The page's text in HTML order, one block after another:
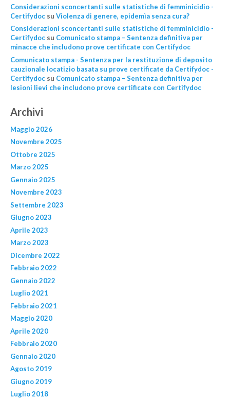
Considerazioni sconcertanti sulle statistiche di femminicidio -
Certifydocsu Violenza di genere, epidemìa senza cura?
Considerazioni sconcertanti sulle statistiche di femminicidio -
Certifydocsu Comunicato stampa – Sentenza definitiva per
minacce che includono prove certificate con Certifydoc
Comunicato stampa - Sentenza per la restituzione di deposito
cauzionale locatizio basata su prove certificate da Certifydoc -
Certifydocsu Comunicato stampa – Sentenza definitiva per
lesioni lievi che includono prove certificate con Certifydoc
Archivi
Maggio 2026
Novembre 2025
Ottobre 2025
Marzo 2025
Gennaio 2025
Novembre 2023
Settembre 2023
Giugno 2023
Aprile 2023
Marzo 2023
Dicembre 2022
Febbraio 2022
Gennaio 2022
Luglio 2021
Febbraio 2021
Maggio 2020
Aprile 2020
Febbraio 2020
Gennaio 2020
Agosto 2019
Giugno 2019
Luglio 2018